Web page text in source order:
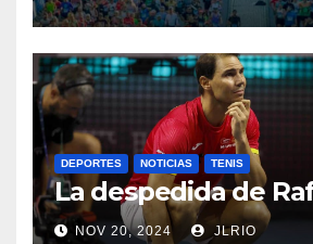
DEPORTES NOTICIAS TENIS
La despedida de
NOV 20, 2024 JLRIO